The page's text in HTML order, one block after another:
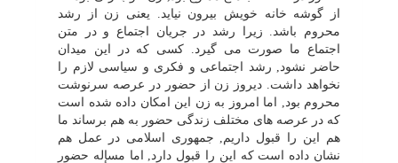
از گوشه خانه خویش بیرون نیاید. یعنى زن از رشد
محروم باشد. زیرا رشد در جریان اجتماع و در متن
اجتماع ما صورت مى گیرد. کسى که در این میدان
حاضر نشود, رشد اجتماعى و فکرى و سیاسى لازم را
نخواهد داشت. دیروز زن از حضور در عرصه سرنوشت
محروم بود, اما امروز به زن این امکان داده شده است
که در عرصه هاى مختلف زندگى حضور به هم برساند ما
هم این را قبول داریم, جمهورى اسلامى در عمل هم
نشان داده است که این را قبول دارد, اما مسإله حضور